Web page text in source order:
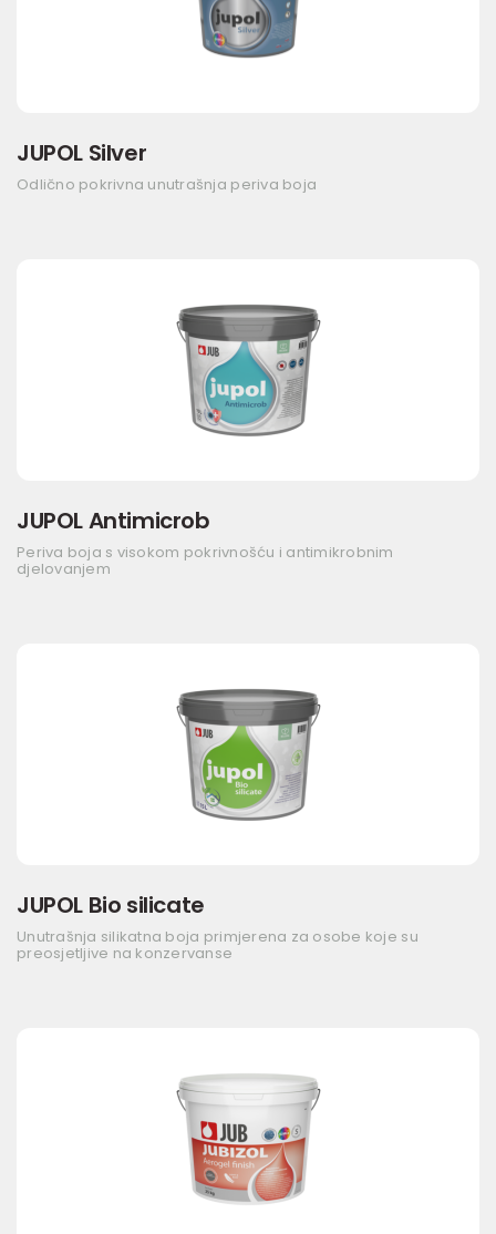
JUPOL Silver
Odlično pokrivna unutrašnja periva boja
JUPOL Antimicrob
Periva boja s visokom pokrivnošću i antimikrobnim
djelovanjem
JUPOL Bio silicate
Unutrašnja silikatna boja primjerena za osobe koje su
preosjetljive na konzervanse